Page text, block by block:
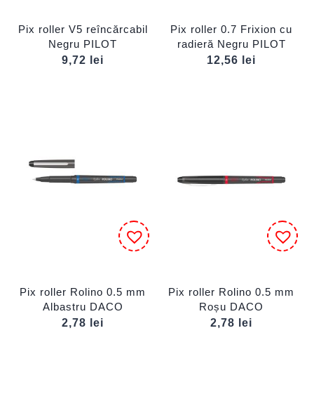
Pix roller V5 reîncărcabil
Negru PILOT
9,72
lei
Pix roller 0.7 Frixion cu
radieră Negru PILOT
12,56
lei
Pix roller Rolino 0.5 mm
Albastru DACO
2,78
lei
Pix roller Rolino 0.5 mm
Roșu DACO
2,78
lei